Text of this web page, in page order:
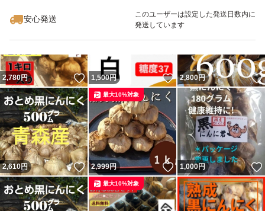
安心発送
このユーザーは設定した発送日数内に
発送しています
2,780円 いいね！
1,500円 いいね！
2,800円
2,610円 いいね！
2,999円 いいね！
最大10%対象
1,000円
最大10%対象